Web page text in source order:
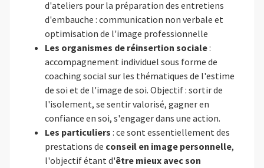
d'ateliers pour la préparation des entretiens
d'embauche : communication non verbale et
optimisation de l'image professionnelle
Les organismes de réinsertion sociale:
accompagnement individuel sous forme de
coaching social sur les thématiques de l'estime
de soi et de l'image de soi. Objectif : sortir de
l'isolement, se sentir valorisé, gagner en
confiance en soi, s'engager dans une action.
Les particuliers : ce sont essentiellement des
prestations de conseil en image personnelle,
l'objectif étant d'être mieux avec son